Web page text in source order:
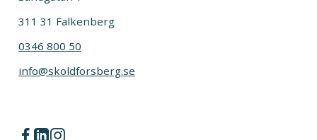
311 31 Falkenberg
0346 800 50
info@skoldforsberg.se